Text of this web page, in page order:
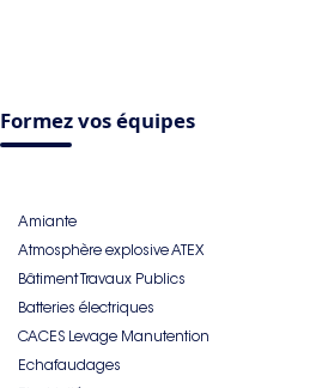
Formez vos équipes
Amiante
Atmosphère explosive ATEX
Bâtiment Travaux Publics
Batteries électriques
CACES Levage Manutention
Echafaudages